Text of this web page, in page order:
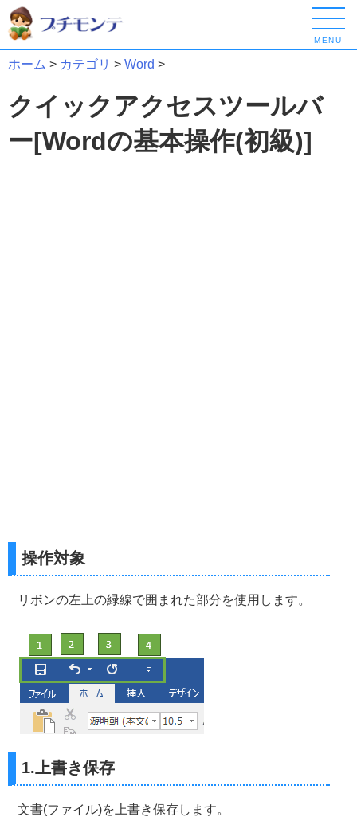
MENU
ホーム > カテゴリ > Word >
クイックアクセスツールバ
ー[Wordの基本操作(初級)]
操作対象
リボンの左上の緑線で囲まれた部分を使用します。
1.上書き保存
文書(ファイル)を上書き保存します。